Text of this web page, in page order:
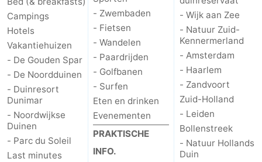
Campings
Hotels
Vakantiehuizen
- De Gouden Spar
- De Noordduinen
- Duinresort
Dunimar
- Noordwijkse
Duinen
- Parc du Soleil
Last minutes
- Zwembaden
- Fietsen
- Wandelen
- Paardrijden
- Golfbanen
- Surfen
Eten en drinken
Evenementen
PRAKTISCHE
INFO.
- Wijk aan Zee
- Natuur Zuid-
Kennermerland
- Amsterdam
- Haarlem
- Zandvoort
Zuid-Holland
- Leiden
Bollenstreek
- Natuur Hollands
Duin